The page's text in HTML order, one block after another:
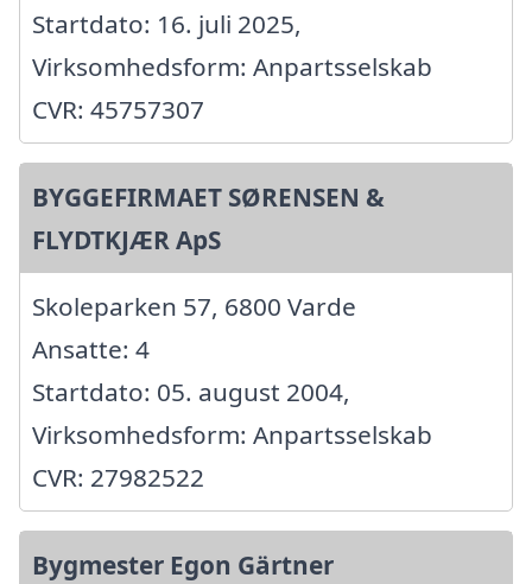
Startdato: 16. juli 2025,
Virksomhedsform: Anpartsselskab
CVR: 45757307
BYGGEFIRMAET SØRENSEN &
FLYDTKJÆR ApS
Skoleparken 57, 6800 Varde
Ansatte: 4
Startdato: 05. august 2004,
Virksomhedsform: Anpartsselskab
CVR: 27982522
Bygmester Egon Gärtner